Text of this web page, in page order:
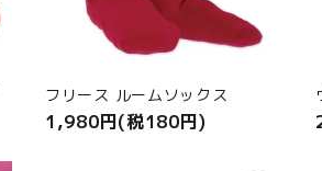
フリース ルームソックス
1,980円(税180円)